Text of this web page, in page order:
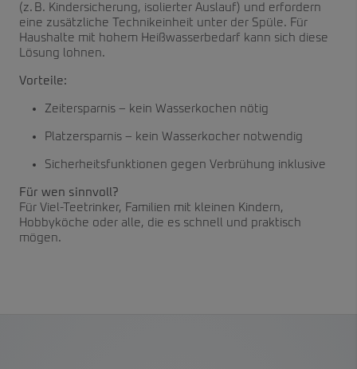
(z. B. Kindersicherung, isolierter Auslauf) und erfordern
eine zusätzliche Technikeinheit unter der Spüle. Für
Haushalte mit hohem Heißwasserbedarf kann sich diese
Lösung lohnen.
Vorteile:
Zeitersparnis – kein Wasserkochen nötig
Platzersparnis – kein Wasserkocher notwendig
Sicherheitsfunktionen gegen Verbrühung inklusive
Für wen sinnvoll?
Für Viel-Teetrinker, Familien mit kleinen Kindern,
Hobbyköche oder alle, die es schnell und praktisch
mögen.